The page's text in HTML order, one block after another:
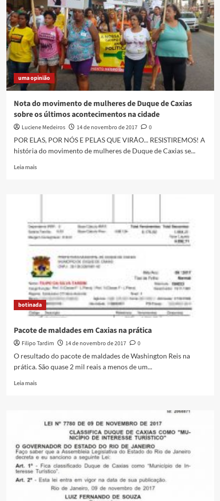
perigo
uma opinião
Nota do movimento de mulheres de Duque de Caxias
sobre os últimos acontecimentos na cidade
Luciene Medeiros 14 de novembro de 2017
0
POR ELAS, POR NÓS E PELAS QUE VIRÃO... RESISTIREMOS! A
história do movimento de mulheres de Duque de Caxias se...
Leia maisRead
Nota
de
mulheres
de
de
Caxias
sobre
os
últimos
acontecimentos
na
botinada
Pacote de maldades em Caxias na prática
Filipo Tardim 14 de novembro de 2017
0
O resultado do pacote de maldades de Washington Reis na
prática. São quase 2 mil reais a menos de um...
Leia maisRead
maldades
Caxias
na
prática